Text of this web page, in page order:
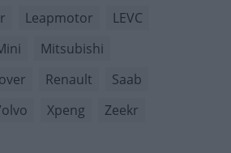
Leapmotor
LEVC
Mitsubishi
Renault
Saab
Xpeng
Zeekr